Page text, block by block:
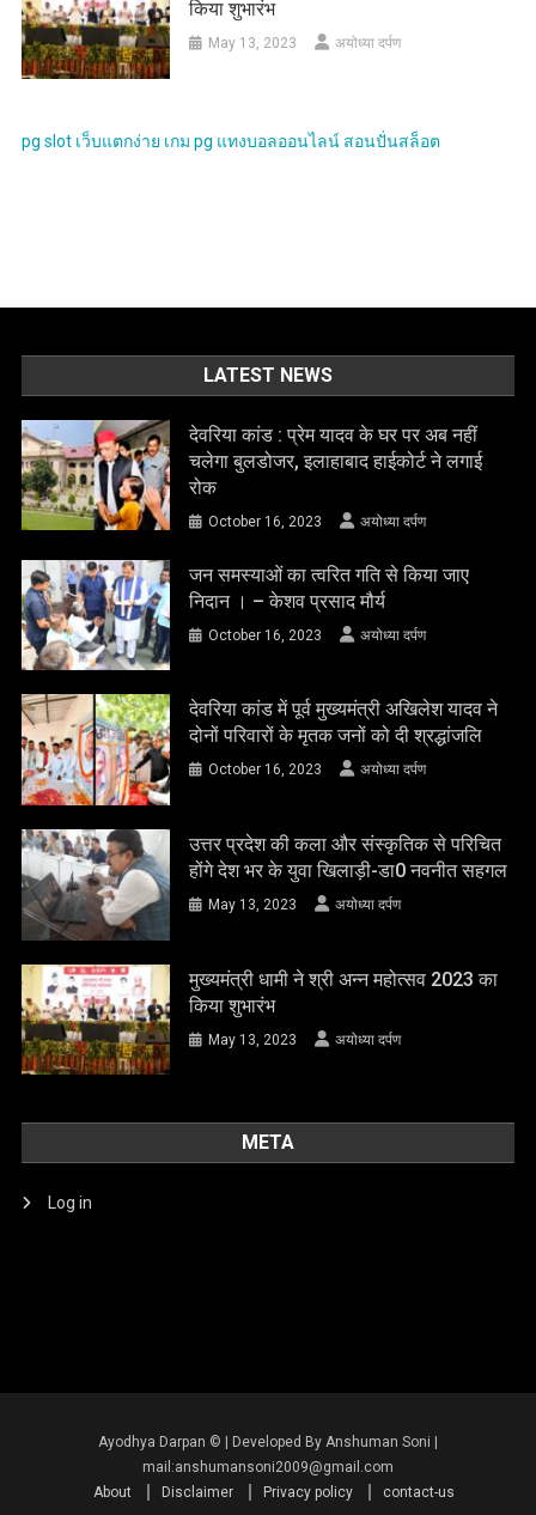
किया शुभारंभ
May 13, 2023 अयोध्या दर्पण
pg slot เว็บแตกง่าย เกม pg แทงบอลออนไลน์ สอนปั่นสล็อต
LATEST NEWS
देवरिया कांड : प्रेम यादव के घर पर अब नहीं
चलेगा बुलडोजर, इलाहाबाद हाईकोर्ट ने लगाई
रोक
October 16, 2023 अयोध्या दर्पण
जन समस्याओं का त्वरित गति से किया जाए
निदान । – केशव प्रसाद मौर्य
October 16, 2023 अयोध्या दर्पण
देवरिया कांड में पूर्व मुख्यमंत्री अखिलेश यादव ने
दोनों परिवारों के मृतक जनों को दी श्रद्धांजलि
October 16, 2023 अयोध्या दर्पण
उत्तर प्रदेश की कला और संस्कृतिक से परिचित
होंगे देश भर के युवा खिलाड़ी-डा0 नवनीत सहगल
May 13, 2023 अयोध्या दर्पण
मुख्यमंत्री धामी ने श्री अन्न महोत्सव 2023 का
किया शुभारंभ
May 13, 2023 अयोध्या दर्पण
META
Log in
About Disclaimer Privacy policy contact-us